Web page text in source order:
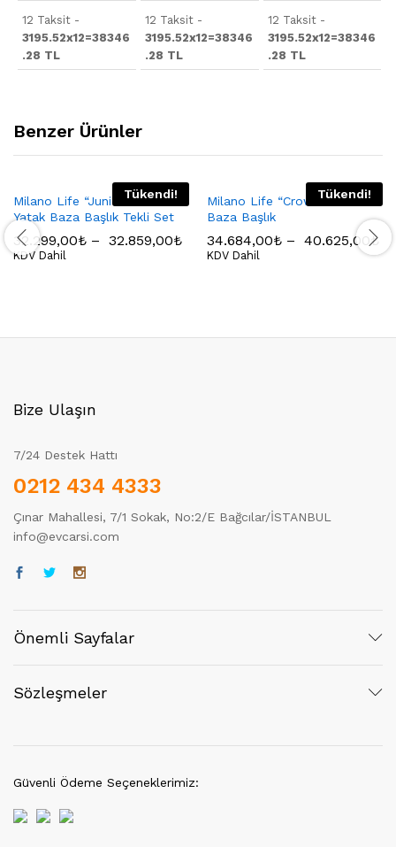
12 Taksit -
3195.52x12=38346
.28 TL
12 Taksit -
3195.52x12=38346
.28 TL
12 Taksit -
3195.52x12=38346
.28 TL
Benzer Ürünler
Tükendi!
Milano Life “Junior Mavi”
Yatak Baza Başlık Tekli Set
32.299,00₺ – 32.859,00₺
KDV Dahil
Tükendi!
Milano Life “Crown” Yatak
Baza Başlık
34.684,00₺ – 40.625,00₺
KDV Dahil
Bize Ulaşın
7/24 Destek Hattı
0212 434 4333
Çınar Mahallesi, 7/1 Sokak, No:2/E Bağcılar/İSTANBUL
info@evcarsi.com
Önemli Sayfalar
Sözleşmeler
Güvenli Ödeme Seçeneklerimiz: